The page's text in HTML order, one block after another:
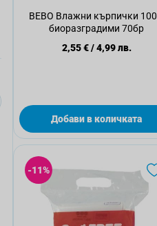
Търсене
BEBO Влажни кърпички
биоразградими 70бр
2,55 €/4,99 лв.
Добави в количката
-11%